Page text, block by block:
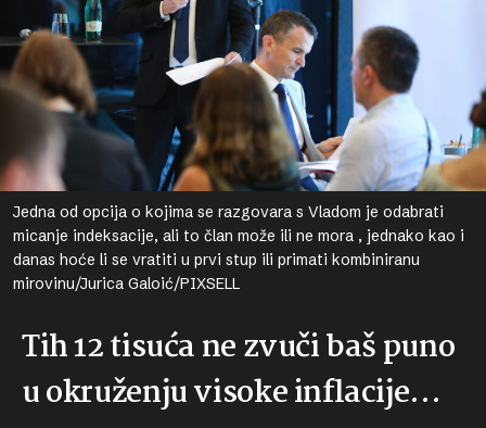
Jedna od opcija o kojima se razgovara s Vladom je odabrati
micanje indeksacije, ali to član može ili ne mora , jednako kao i
danas hoće li se vratiti u prvi stup ili primati kombiniranu
mirovinu/Jurica Galoić/PIXSELL
Tih 12 tisuća ne zvuči baš puno
u okruženju visoke inflacije…